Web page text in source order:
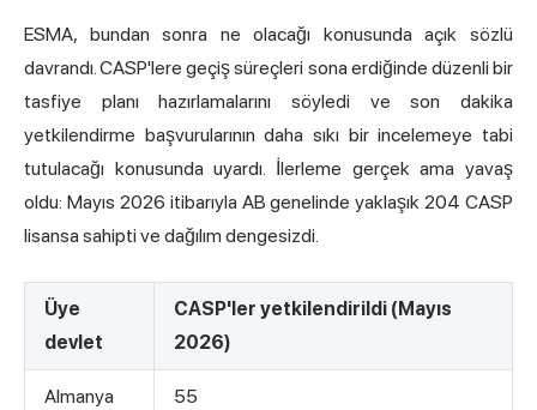
ESMA, bundan sonra ne olacağı konusunda açık sözlü
davrandı. CASP'lere geçiş süreçleri sona erdiğinde düzenli bir
tasfiye planı hazırlamalarını söyledi ve son dakika
yetkilendirme başvurularının daha sıkı bir incelemeye tabi
tutulacağı konusunda uyardı. İlerleme gerçek ama yavaş
oldu: Mayıs 2026 itibarıyla AB genelinde yaklaşık 204 CASP
lisansa sahipti ve dağılım dengesizdi.
Üye
devlet
CASP'ler yetkilendirildi (Mayıs
2026)
Almanya 55